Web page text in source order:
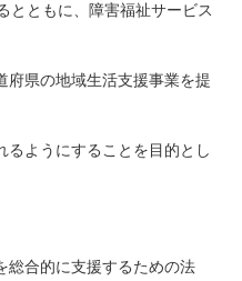
とともに、障害福祉サービス
府県の地域生活支援事業を提
るようにすることを目的とし
総合的に支援するための法